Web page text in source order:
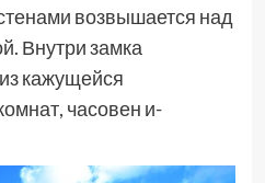
возвышается над
Внутри замка
кажущейся
часовен и-